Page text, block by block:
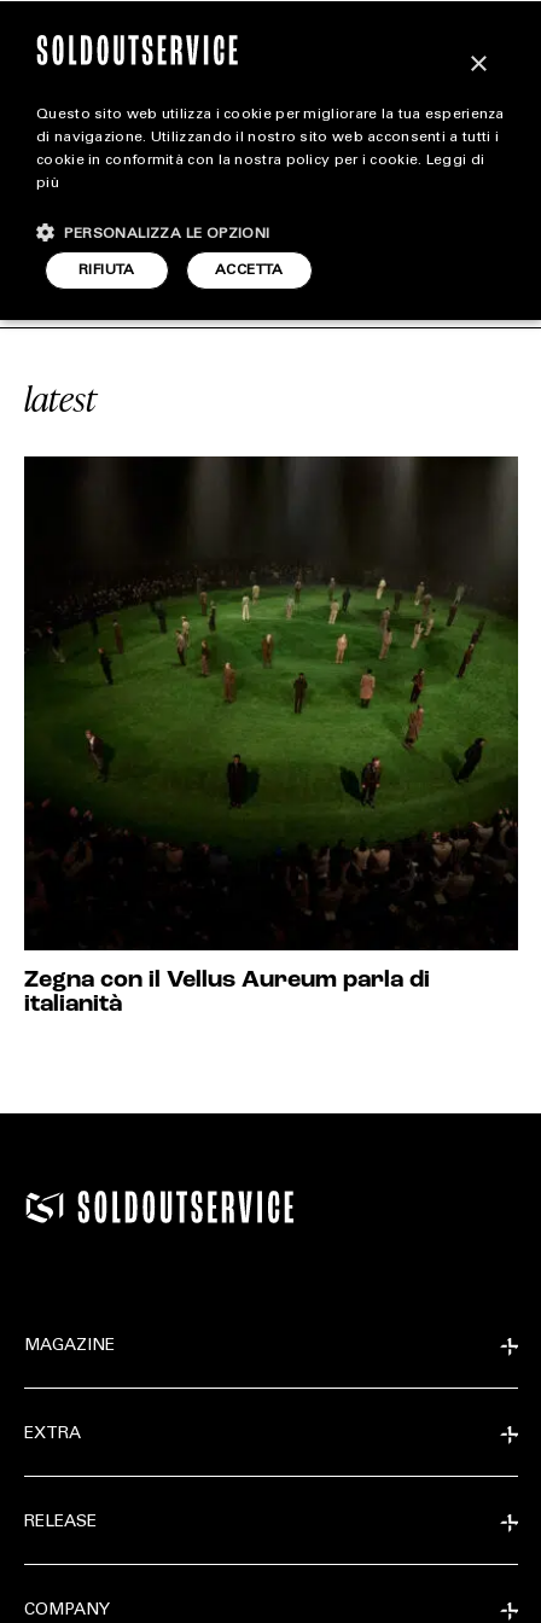
magazine
STYLE
FOOTWEAR
#VELLUS AUREUM
latest
Zegna con il Vellus Aureum parla di
italianità
MAGAZINE
EXTRA
RELEASE
COMPANY
×
Questo sito web utilizza i cookie per migliorare la tua esperienza
di navigazione. Utilizzando il nostro sito web acconsenti a tutti i
cookie in conformità con la nostra policy per i cookie. Leggi di
più
ACCETTA
RIFIUTA
PERSONALIZZA LE OPZIONI